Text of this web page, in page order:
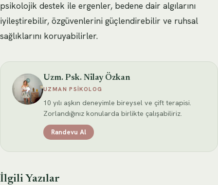
psikolojik destek ile ergenler, bedene dair algılarını
iyileştirebilir, özgüvenlerini güçlendirebilir ve ruhsal
sağlıklarını koruyabilirler.
Uzm. Psk. Nilay Özkan
UZMAN PSIKOLOG
10 yılı aşkın deneyimle bireysel ve çift terapisi.
Zorlandığınız konularda birlikte çalışabiliriz.
Randevu Al
İlgili Yazılar